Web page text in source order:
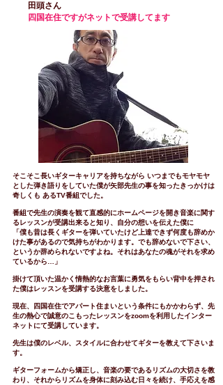
田頭さん
四国在住ですがネットで受講​してます
そこそこ長いギターキャリアを持ちながら いつまでもモヤモヤ
とした弾き語りをしていた僕が矢部先生の事を知ったきっかけは
奇しくも あるTV番組でした。
番組で先生の演奏を観て直感的にホームページを開き音楽に関す
るレッスンが受講出来ると知り、自分の想いを伝えた僕に
「僕も昔は長くギターを弾いていたけど上達できず何度も辞めか
けた事があるので気持ちがわかります。でも辞めないで下さい、
というか辞められないですよね。それはあなたの魂がそれを求め
ているから…」
掛けて頂いた温かく情熱的なお言葉に勇気をもらい背中を押され
た僕はレッスンを受講する決意をしました。
現在、四国在住でアパート住まいという条件にもかかわらず、先
生の熱心で誠意のこもったレッスンをzoomを利用したインター
ネットにて受講しています。
先生は僕のレベル、スタイルに合わせてギターを教えて下さいま
す。
ギターフォームから矯正し、音楽の要であるリズムの大切さを教
わり、それからリズムを身体に刻み込む日々を続け、手応えを感